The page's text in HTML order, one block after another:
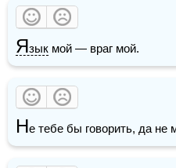
Язык мой — враг мой.
Не тебе бы говорить, да не